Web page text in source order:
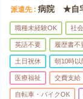
派遣先 病院 ★自宅
職種未経験OK 社
英語不要 履歴書不
土日祝休 朝10時以
医療福祉 交費支給
自転車・バイクOK